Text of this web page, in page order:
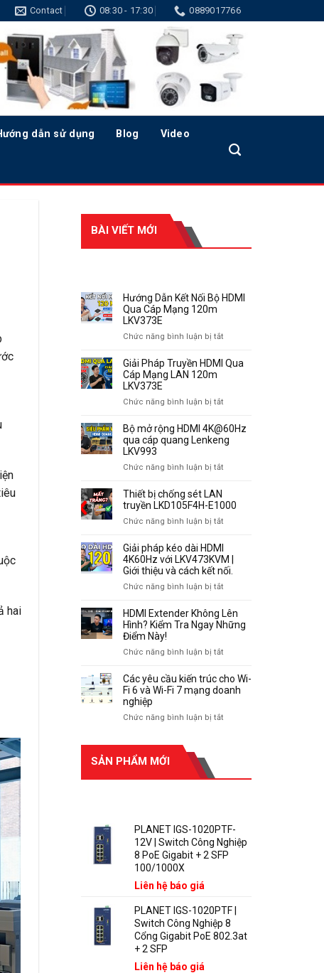
Contact 08:30 - 17:30 0889017766
dẫn sử dụng Blog Video
hai
BÀI VIẾT MỚI
Hướng Dẫn Kết Nối Bộ HDMI
Qua Cáp Mạng 120m
LKV373E
Chức năng bình luận bị tắt
Dẫn
Cáp
Mạng
Giải Pháp Truyền HDMI Qua
Cáp Mạng LAN 120m
LKV373E
Chức năng bình luận bị tắt
Pháp
Truyền
120m
Bộ mở rộng HDMI 4K@60Hz
qua cáp quang Lenkeng
LKV993
Chức năng bình luận bị tắt
rộng
quang
Lenkeng
Thiết bị chống sét LAN
truyền LKD105F4H-E1000
Chức năng bình luận bị tắt
chống
sét
E1000
Giải pháp kéo dài HDMI
4K60Hz với LKV473KVM |
Giới thiệu và cách kết nối.
Chức năng bình luận bị tắt
pháp
kéo
LKV473KVM
|
HDMI Extender Không Lên
Hình? Kiểm Tra Ngay Những
Điểm Này!
Chức năng bình luận bị tắt
Extender
Không
Các yêu cầu kiến ​​trúc cho Wi-
Fi 6 và Wi-Fi 7 mạng doanh
nghiệp
Chức năng bình luận bị tắt
Fi
và
Wi-
doanh
nghiệp
SẢN PHẨM MỚI
PLANET IGS-1020PTF-
12V | Switch Công Nghiệp
8 PoE Gigabit + 2 SFP
100/1000X
Liên hệ báo giá
PLANET IGS-1020PTF |
Switch Công Nghiệp 8
Cổng Gigabit PoE 802.3at
+ 2 SFP
Liên hệ báo giá